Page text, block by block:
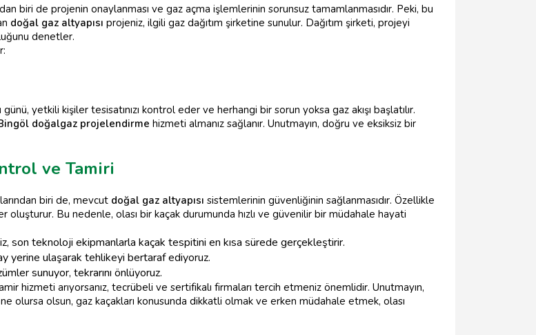
biri de projenin onaylanması ve gaz açma işlemlerinin sorunsuz tamamlanmasıdır. Peki, bu
doğal gaz altyapısı projeniz, ilgili gaz dağıtım şirketine sunulur. Dağıtım şirketi, projeyi
denetler.
yetkili kişiler tesisatınızı kontrol eder ve herhangi bir sorun yoksa gaz akışı başlatılır.
doğalgaz projelendirme hizmeti almanız sağlanır. Unutmayın, doğru ve eksiksiz bir
ve Tamiri
biri de, mevcut doğal gaz altyapısı sistemlerinin güvenliğinin sağlanmasıdır. Özellikle
oluşturur. Bu nedenle, olası bir kaçak durumunda hızlı ve güvenilir bir müdahale hayati
son teknoloji ekipmanlarla kaçak tespitini en kısa sürede gerçekleştirir.
yerine ulaşarak tehlikeyi bertaraf ediyoruz.
sunuyor, tekrarını önlüyoruz.
hizmeti arıyorsanız, tecrübeli ve sertifikalı firmaları tercih etmeniz önemlidir. Unutmayın,
ne olursa olsun, gaz kaçakları konusunda dikkatli olmak ve erken müdahale etmek, olası